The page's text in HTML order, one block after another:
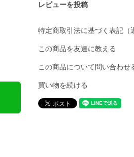
レビューを投稿
特定商取引法に基づく表記（
この商品を友達に教える
この商品について問い合わせ
買い物を続ける